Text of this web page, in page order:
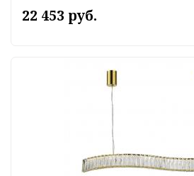
22 453 руб.